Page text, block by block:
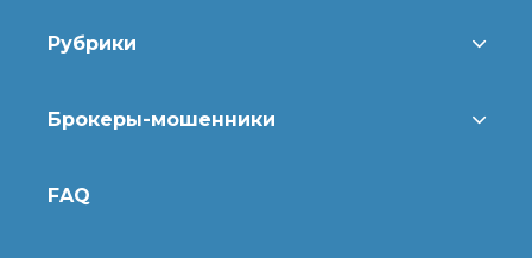
Рубрики
Брокеры-мошенники
FAQ